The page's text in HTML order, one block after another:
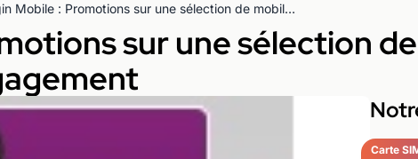
Virgin Mobile : Promotions sur une sélection de mobiles avec un forfait sans engagement
sur une sélection
Carte